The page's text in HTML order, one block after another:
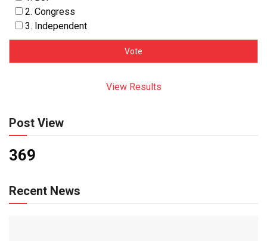
2. Congress
3. Independent
View Results
Post View
369
Recent News